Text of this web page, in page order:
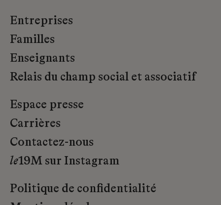
Entreprises
Familles
Enseignants
Relais du champ social et associatif
Espace presse
Carrières
Contactez-nous
le19M sur Instagram
Politique de confidentialité